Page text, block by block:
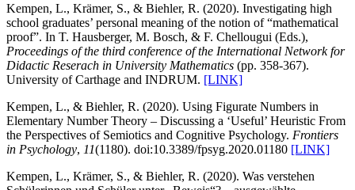
Kempen, L., Krämer, S., & Biehler, R. (2020). Investigating high
school graduates’ personal meaning of the notion of “mathematical
proof”. In T. Hausberger, M. Bosch, & F. Chellougui (Eds.),
Proceedings of the third conference of the International Network for
Didactic Reserach in University Mathematics (pp. 358-367).
University of Carthage and INDRUM. [LINK]
Kempen, L., & Biehler, R. (2020). Using Figurate Numbers in
Elementary Number Theory – Discussing a ‘Useful’ Heuristic From
the Perspectives of Semiotics and Cognitive Psychology. Frontiers
in Psychology, 11(1180). doi:10.3389/fpsyg.2020.01180 [LINK]
Kempen, L., Krämer, S., & Biehler, R. (2020). Was verstehen